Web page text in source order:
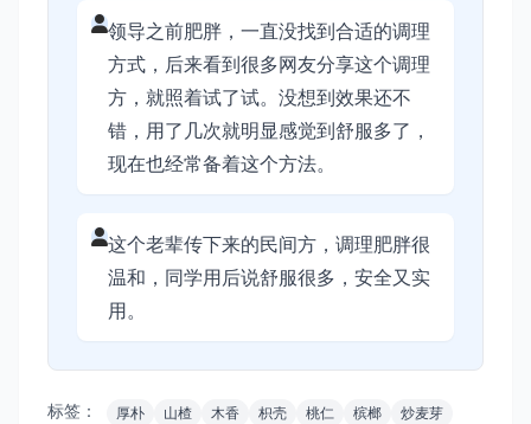
领导之前肥胖，一直没找到合适的调理
方式，后来看到很多网友分享这个调理
方，就照着试了试。没想到效果还不
错，用了几次就明显感觉到舒服多了，
现在也经常备着这个方法。
这个老辈传下来的民间方，调理肥胖很
温和，同学用后说舒服很多，安全又实
用。
标签： 厚朴 山楂 木香 枳壳 桃仁 槟榔
炒麦芽